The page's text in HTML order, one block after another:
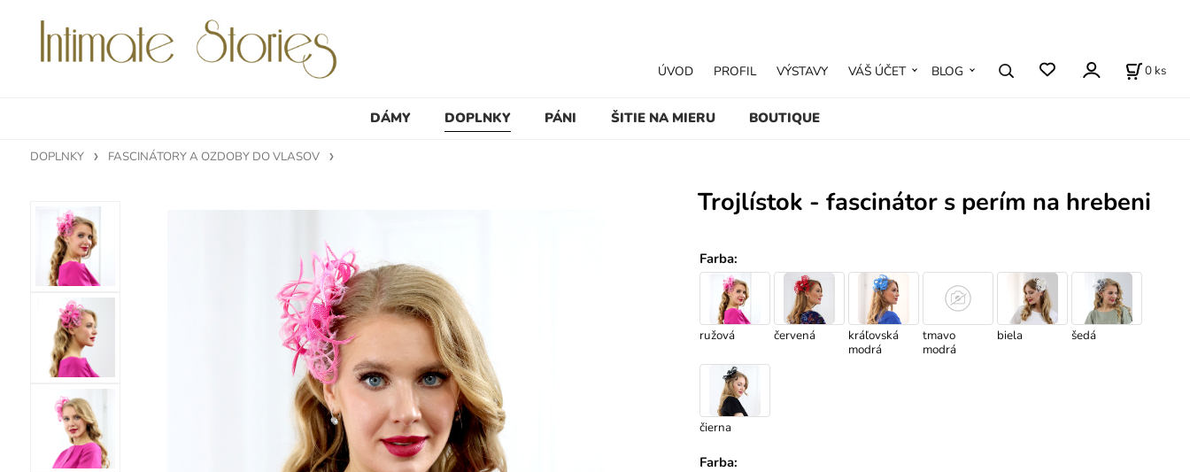
DÁMY DOPLNKY PÁNI ŠITIE NA MIERU BOUTIQUE
ÚVOD PROFIL VÝSTAVY VÁŠ ÚČET BLOG 0 ks
DOPLNKY FASCINÁTORY A OZDOBY DO VLASOV
Trojlístok - fascinátor s perím na hrebeni
Farba:
ružová červená
kráľovská
modrá
tmavo
modrá
biela šedá
čierna
Farba: